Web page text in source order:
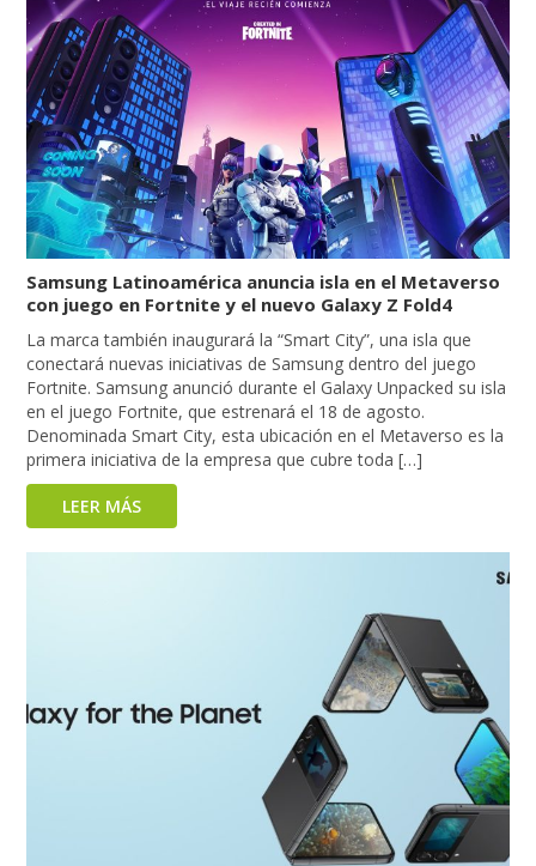
Samsung Latinoamérica anuncia isla en el Metaverso
con juego en Fortnite y el nuevo Galaxy Z Fold4
La marca también inaugurará la “Smart City”, una isla que
conectará nuevas iniciativas de Samsung dentro del juego
Fortnite. Samsung anunció durante el Galaxy Unpacked su isla
en el juego Fortnite, que estrenará el 18 de agosto.
Denominada Smart City, esta ubicación en el Metaverso es la
primera iniciativa de la empresa que cubre toda […]
LEER MÁS